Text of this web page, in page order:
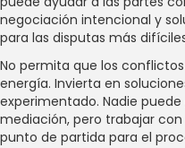
negociación intencional y
para las disputas más
No permita que los
energía. Invierta en
experimentado. Nadie
mediación, pero trabajar
punto de partida para el